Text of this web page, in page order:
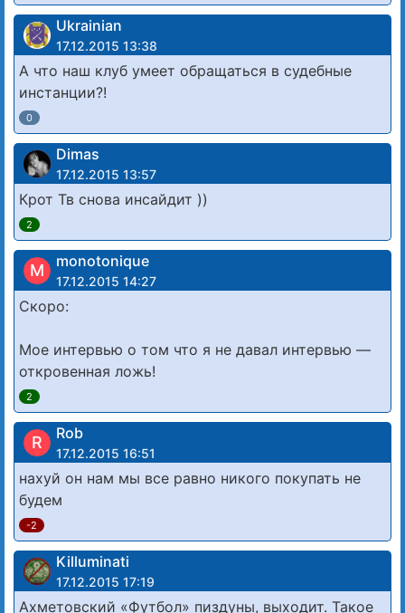
Ukrainian
17.12.2015 13:38
А что наш клуб умеет обращаться в судебные
инстанции?!
0
Dimas
17.12.2015 13:57
Крот Тв снова инсайдит ))
2
M monotonique
17.12.2015 14:27
Скоро:
Мое интервью о том что я не давал интервью —
откровенная ложь!
2
R Rob
17.12.2015 16:51
нахуй он нам мы все равно никого покупать не
будем
-2
Killuminati
17.12.2015 17:19
Ахметовский «Футбол» пиздуны, выходит. Такое